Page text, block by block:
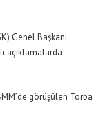
Genel Başkanı
açıklamalarda
görüşülen Torba